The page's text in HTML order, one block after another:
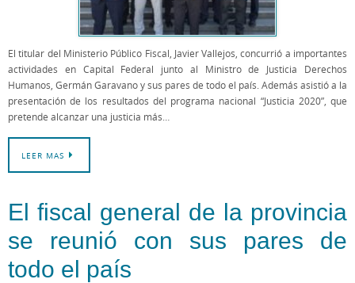
El titular del Ministerio Público Fiscal, Javier Vallejos, concurrió a importantes
actividades en Capital Federal junto al Ministro de Justicia Derechos
Humanos, Germán Garavano y sus pares de todo el país. Además asistió a la
presentación de los resultados del programa nacional “Justicia 2020”, que
pretende alcanzar una justicia más…
LEER MAS
El fiscal general de la provincia
se reunió con sus pares de
todo el país